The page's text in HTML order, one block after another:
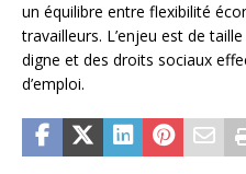
un équilibre entre flexibilité
travailleurs. L’enjeu est de
digne et des droits sociaux
d’emploi.